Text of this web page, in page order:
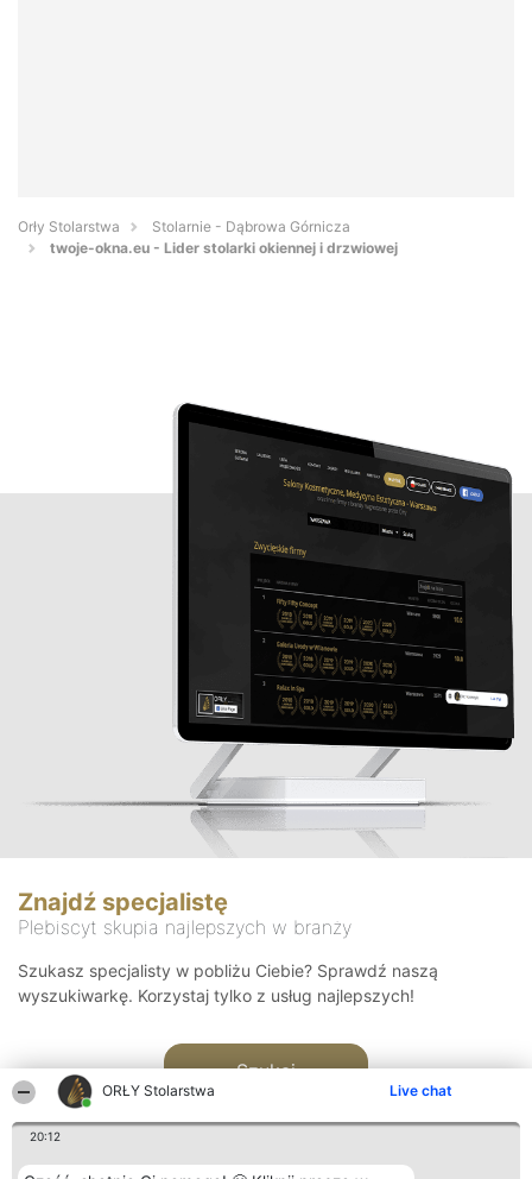
ORŁY Stolarstwa Live chat
20:12
Orły Stolarstwa
Stolarnie - Dąbrowa Górnicza
twoje-okna.eu - Lider stolarki okiennej i drzwiowej
Znajdź specjalistę
Plebiscyt skupia najlepszych w branży
Szukasz specjalisty w pobliżu Ciebie? Sprawdź naszą
wyszukiwarkę. Korzystaj tylko z usług najlepszych!
Szukaj